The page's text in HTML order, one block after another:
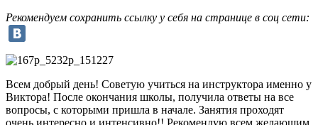
Рекомендуем сохранить ссылку у себя на странице в соц сети:
Всем добрый день! Советую учиться на инструктора именно у
Виктора! После окончания школы, получила ответы на все
вопросы, с которыми пришла в начале. Занятия проходят